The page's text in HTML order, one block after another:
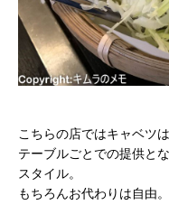
こちらの店ではキャベツ
テーブルごとでの提供と
スタイル。
もちろんお代わりは自由。